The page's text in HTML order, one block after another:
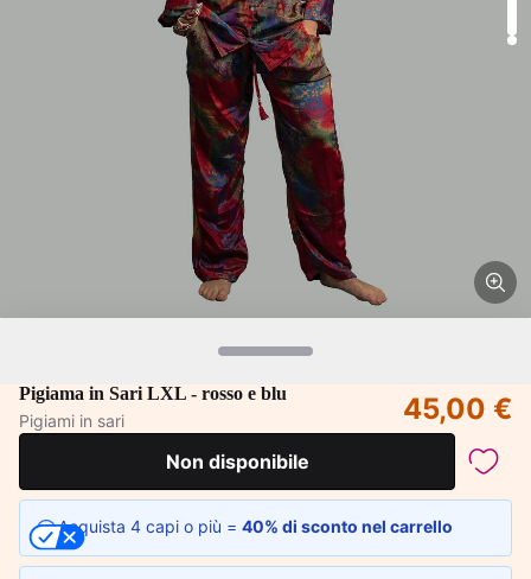
Pigiama in Sari LXL - rosso e blu
Pigiami in sari
45,00 €
Non disponibile
Acquista 4 capi o più = 40% di sconto nel carrello